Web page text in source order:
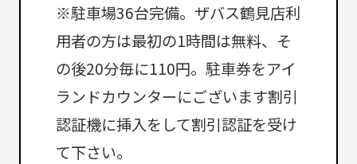
※駐車場36台完備。ザバス鶴見店利
用者の方は最初の1時間は無料、そ
の後20分毎に110円。駐車券をアイ
ランドカウンターにございます割引
認証機に挿入をして割引認証を受け
て下さい。